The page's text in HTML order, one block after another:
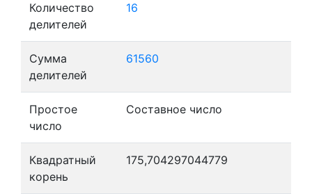
Количество
делителей
16
Сумма
делителей
61560
Простое
число
Составное число
Квадратный
корень
175,704297044779